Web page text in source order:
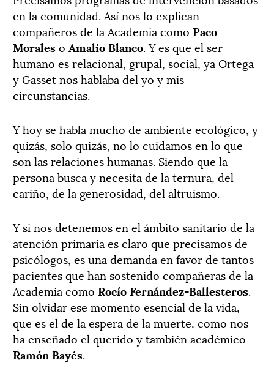
en la comunidad. Así nos lo explican
compañeros de la Academia como Paco
Moraleso Amalio Blanco. Y es que el ser
humano es relacional, grupal, social, ya Ortega
y Gasset nos hablaba del yo y mis
circunstancias.
Y hoy se habla mucho de ambiente ecológico, y
quizás, solo quizás, no lo cuidamos en lo que
son las relaciones humanas. Siendo que la
persona busca y necesita de la ternura, del
cariño, de la generosidad, del altruismo.
Y si nos detenemos en el ámbito sanitario de la
atención primaria es claro que precisamos de
psicólogos, es una demanda en favor de tantos
pacientes que han sostenido compañeras de la
Academia como Rocío Fernández-Ballesteros.
Sin olvidar ese momento esencial de la vida,
que es el de la espera de la muerte, como nos
ha enseñado el querido y también académico
Ramón Bayés.